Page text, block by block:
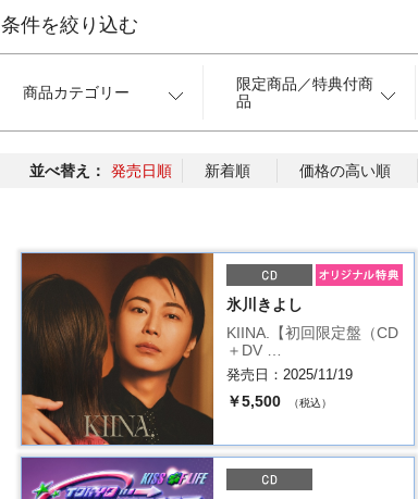
条件を絞り込む
商品カテゴリー
限定商品／特典付商
品
並べ替え： 発売日順 新着順 価格の高い順
氷川きよし
KIINA.【初回限定盤（CD
＋DV …
発売日：2025/11/19
￥5,500 （税込）